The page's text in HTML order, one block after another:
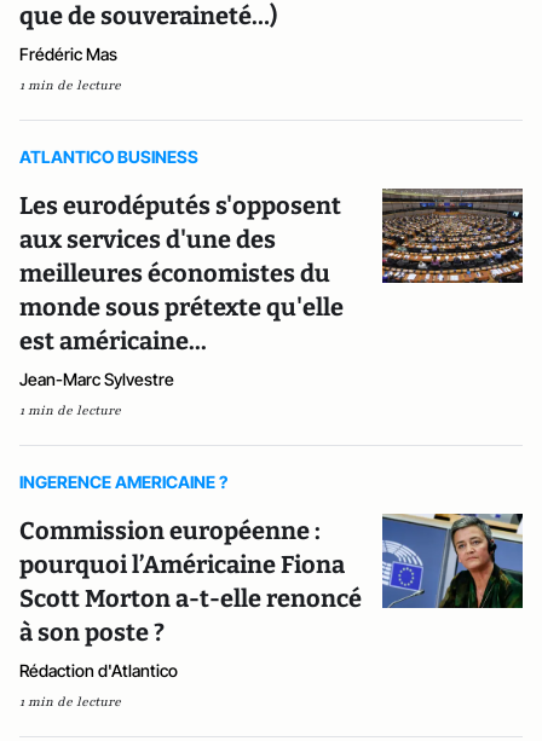
que de souveraineté…)
Frédéric Mas
1 min de lecture
ATLANTICO BUSINESS
Les eurodéputés s'opposent
aux services d'une des
meilleures économistes du
monde sous prétexte qu'elle
est américaine...
Jean-Marc Sylvestre
1 min de lecture
INGERENCE AMERICAINE ?
Commission européenne :
pourquoi l’Américaine Fiona
Scott Morton a-t-elle renoncé
à son poste ?
Rédaction d'Atlantico
1 min de lecture